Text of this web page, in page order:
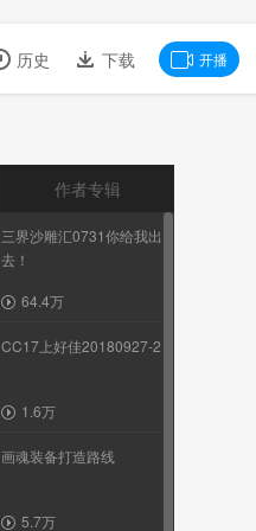
历史 下载 开播
作者专辑
三界沙雕汇0731你给我出
去！
64.4万
CC17上好佳20180927-2
1.6万
画魂装备打造路线
5.7万